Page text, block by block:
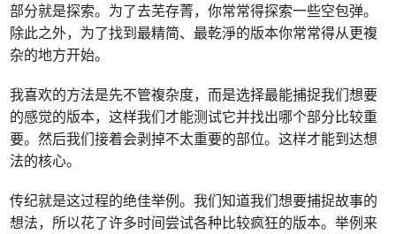
部分就是探索。为了去芜存菁，你常常得探索一些空包弹。
除此之外，为了找到最精简、最乾淨的版本你常常得从更複
杂的地方开始。
我喜欢的方法是先不管複杂度，而是选择最能捕捉我们想要
的感觉的版本，这样我们才能测试它并找出哪个部分比较重
要。然后我们接着会剥掉不太重要的部位。这样才能到达想
法的核心。
传纪就是这过程的绝佳举例。我们知道我们想要捕捉故事的
想法，所以花了许多时间尝试各种比较疯狂的版本。举例来